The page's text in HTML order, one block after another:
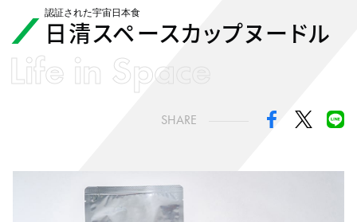
認証された宇宙日本食
日清スペースカップヌードル
Life in Space
SHARE